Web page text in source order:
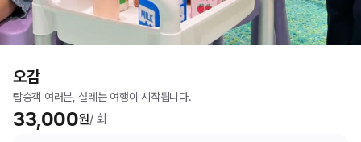
오감
탑승객 여러분, 설레는 여행이 시작됩니다.
가격 정보
33,000원/ 회